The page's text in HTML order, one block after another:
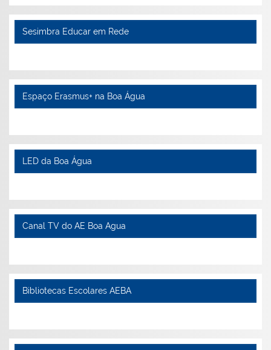
Sesimbra Educar em Rede
Espaço Erasmus+ na Boa Água
LED da Boa Água
Canal TV do AE Boa Agua
Bibliotecas Escolares AEBA